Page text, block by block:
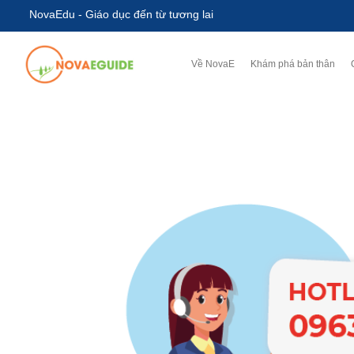
NovaEdu - Giáo dục đến từ tương lai
Về NovaE Khám phá bản thân